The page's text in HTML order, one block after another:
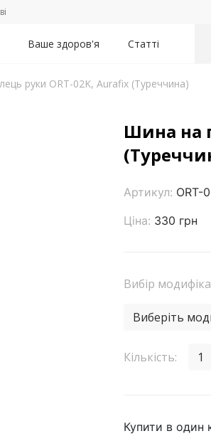
Ваше здоров'я Статті
руки ORT-02K, Aurafix (Туреччина)
Шина на
Артикул: ORT-
Ціна: 330 грн
Вибір
Виберіть
Кількість: 1
Купити в один